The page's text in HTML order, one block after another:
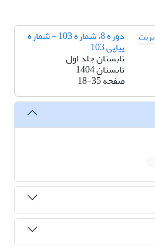
دوره 8، شماره 103 - شماره
پیاپی 103
تابستان جلد اول
تابستان 1404
صفحه18-35